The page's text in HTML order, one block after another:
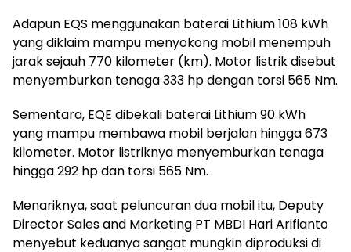
Adapun EQS menggunakan baterai Lithium 108 kWh
yang diklaim mampu menyokong mobil menempuh
jarak sejauh 770 kilometer (km). Motor listrik disebut
menyemburkan tenaga 333 hp dengan torsi 565 Nm.
Sementara, EQE dibekali baterai Lithium 90 kWh
yang mampu membawa mobil berjalan hingga 673
kilometer. Motor listriknya menyemburkan tenaga
hingga 292 hp dan torsi 565 Nm.
Menariknya, saat peluncuran dua mobil itu, Deputy
Director Sales and Marketing PT MBDI Hari Arifianto
menyebut keduanya sangat mungkin diproduksi di